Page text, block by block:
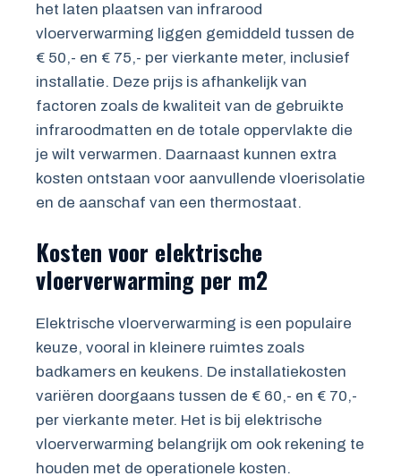
het laten plaatsen van infrarood
vloerverwarming liggen gemiddeld tussen de
€ 50,- en € 75,- per vierkante meter, inclusief
installatie. Deze prijs is afhankelijk van
factoren zoals de kwaliteit van de gebruikte
infraroodmatten en de totale oppervlakte die
je wilt verwarmen. Daarnaast kunnen extra
kosten ontstaan voor aanvullende vloerisolatie
en de aanschaf van een thermostaat.
Kosten voor elektrische
vloerverwarming per m2
Elektrische vloerverwarming is een populaire
keuze, vooral in kleinere ruimtes zoals
badkamers en keukens. De installatiekosten
variëren doorgaans tussen de € 60,- en € 70,-
per vierkante meter. Het is bij elektrische
vloerverwarming belangrijk om ook rekening te
houden met de operationele kosten.